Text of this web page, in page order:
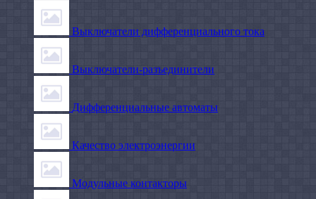
Выключатели дифференциального тока
Выключатели-разъединители
Дифференциальные автоматы
Качество электроэнергии
Модульные контакторы